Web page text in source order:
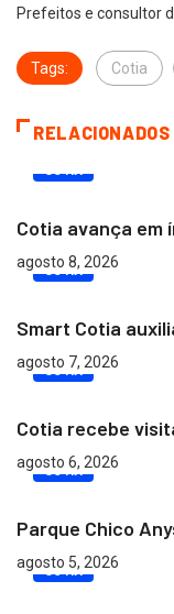
Prefeitos e consultor
Tags: Cotia
RELACIONADOS
Cotia avança em
agosto 8, 2026
COTIA
Smart Cotia
agosto 7, 2026
COTIA
Cotia recebe
agosto 6, 2026
COTIA
Parque Chico
agosto 5, 2026
COTIA